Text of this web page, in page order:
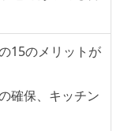
15のメリットが
確保、キッチン